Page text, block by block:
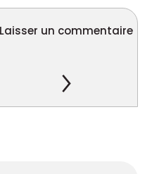
Laisser un commentaire